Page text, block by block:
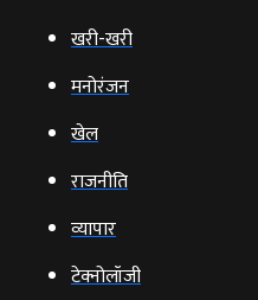
खरी-खरी
मनोरंजन
खेल
राजनीति
व्‍यापार
टेक्‍नोलॉजी